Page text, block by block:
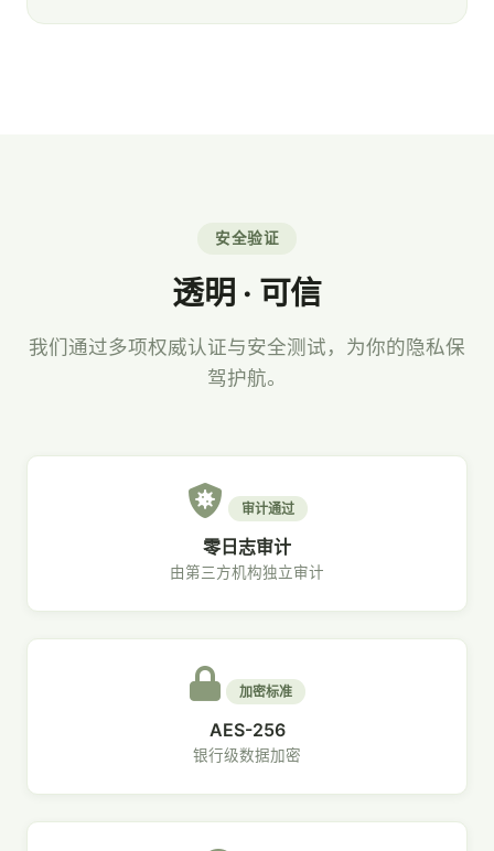
安全验证
透明 · 可信
我们通过多项权威认证与安全测试，为你的隐私保
驾护航。
审计通过
零日志审计
由第三方机构独立审计
加密标准
AES-256
银行级数据加密